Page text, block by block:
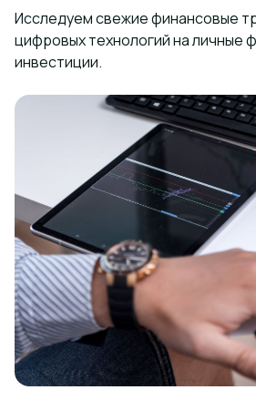
Исследуем свежие финансовые
цифровых технологий на личные
инвестиции.